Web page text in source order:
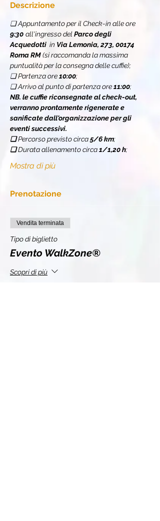
Descrizione
❏ Appuntamento per il Check-in alle ore
9:30 all'ingresso del Parco degli
Acquedotti in Via Lemonia, 273, 00174
Roma RM (si raccomanda la massima
puntualità per la consegna delle cuffie);
❏ Partenza ore 10:00;
❏ Arrivo al punto di partenza ore 11:00;
NB. le cuffie riconsegnate al check-out,
verranno prontamente rigenerate e
sanificate dall'organizzazione per gli
eventi successivi.
❏ Percorso previsto circa 5/6 km;
❏ Durata allenamento circa 1/1,20 h;
Mostra di più
Prenotazione
Vendita terminata
Tipo di biglietto
Evento WalkZone®
Scopri di più